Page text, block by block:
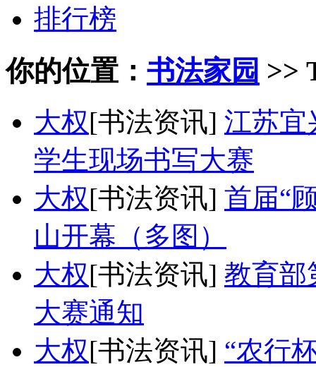
排行榜
你的位置： 书法家园 >>
大权[书法资讯] 江苏宜
学生现场书写大赛
大权[书法资讯] 首届“
山开幕（多图）
大权[书法资讯] 教育部
大赛通知
大权[书法资讯] “农行